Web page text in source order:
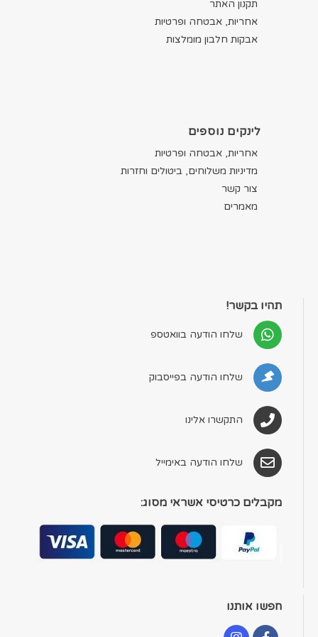
תקנון האתר
אחריות, אבטחה ופרטיות
אבקות חלבון מומלצות
לינקים נוספים
אחריות, אבטחה ופרטיות
מדיניות משלוחים, ביטולים וחזרות
צור קשר
מאמרים
תהיו בקשר!
שלחו הודעה בוואטספ
שלחו הודעה בפייסבוק
התקשרו אלינו
שלחו הודעה באימייל
מקבלים כרטיסי אשראי מסוג:
חפשו אותנו